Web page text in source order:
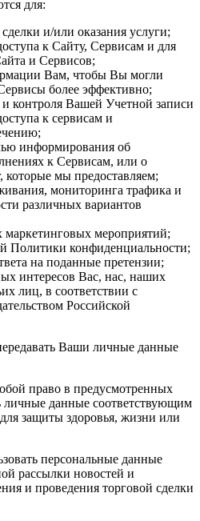
для:
и/или оказания услуги;
к Сайту, Сервисам и для
и Сервисов;
Вам, чтобы Вы могли
более эффективно;
и контроля Вашей Учетной записи
к сервисам и
информирования об
к Сервисам, или о
мы предоставляем;
мониторинга трафика и
различных вариантов
маркетинговых мероприятий;
Политики конфиденциальности;
на поданные претензии;
интересов Вас, нас, наших
лиц, в соответствии с
Российской
Ваши личные данные
право в предусмотренных
личные данные соответствующим
защиты здоровья, жизни или
персональные данные
рассылки новостей и
и проведения торговой сделки